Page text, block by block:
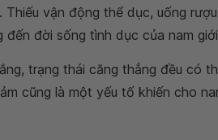
vận động thể dục, uống
đời sống tình dục của nam
trạng thái căng thẳng đều có
cũng là một yếu tố khiến cho